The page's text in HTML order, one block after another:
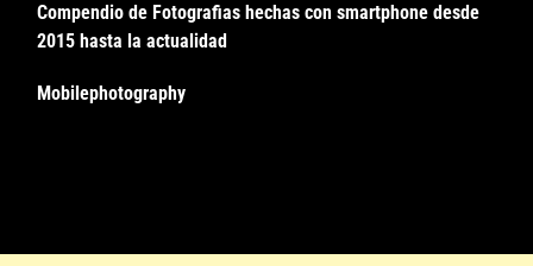
Compendio de Fotografias hechas con smartphone desde
2015 hasta la actualidad
Mobilephotography